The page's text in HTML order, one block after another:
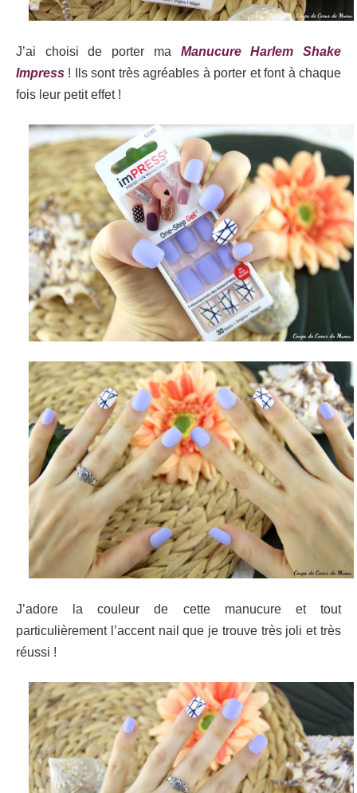
J’ai choisi de porter ma Manucure Harlem Shake
Impress ! Ils sont très agréables à porter et font à chaque
fois leur petit effet !
J’adore la couleur de cette manucure et tout
particulièrement l’accent nail que je trouve très joli et très
réussi !